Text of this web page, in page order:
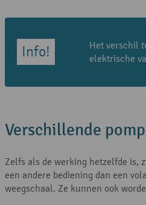
Het verschil
elektrische
Verschillende
Zelfs als de werking hetzelfde is,
een andere bediening dan een
weegschaal. Ze kunnen ook